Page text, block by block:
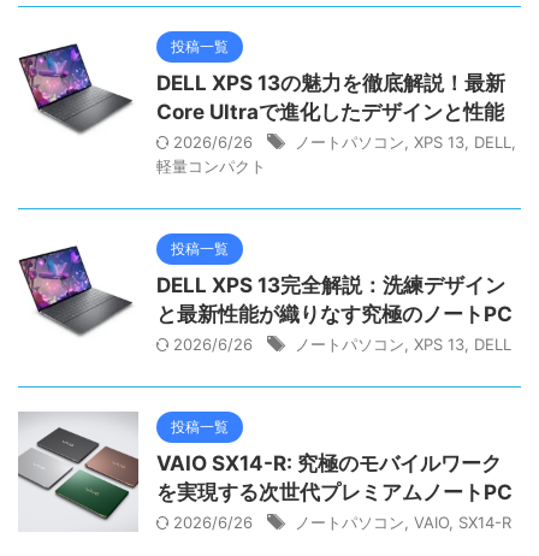
投稿一覧
DELL XPS 13の魅力を徹底解説！最新
Core Ultraで進化したデザインと性能
2026/6/26 ノートパソコン XPS 13 DELL
軽量コンパクト
投稿一覧
DELL XPS 13完全解説：洗練デザイン
と最新性能が織りなす究極のノートPC
2026/6/26 ノートパソコン XPS 13 DELL
投稿一覧
VAIO SX14-R: 究極のモバイルワーク
を実現する次世代プレミアムノートPC
2026/6/26 ノートパソコン VAIO SX14-R